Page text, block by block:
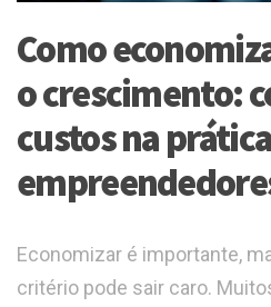
Como
o crescimento:
custos na
Economizar é importante,
critério pode sair caro.